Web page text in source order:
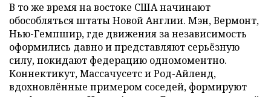
В то же время на востоке США начинают
обособляться штаты Новой Англии. Мэн, Вермонт,
Нью-Гемпшир, где движения за независимость
оформились давно и представляют серьёзную
силу, покидают федерацию одномоментно.
Коннектикут, Массачусетс и Род-Айленд,
вдохновлённые примером соседей, формируют